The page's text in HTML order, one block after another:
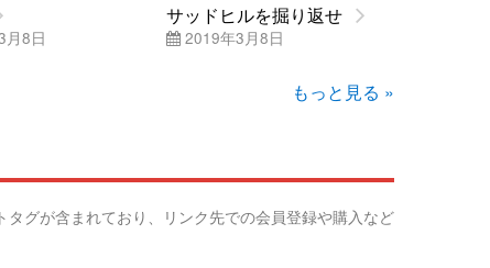
8日
サッドヒルを掘り返せ
2019年3月8日
もっと見る »
グが含まれており、リンク先での会員登録や購入など